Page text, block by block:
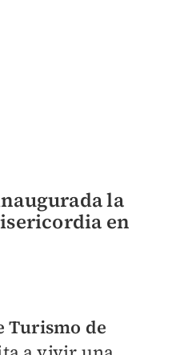
la
en
Turismo de